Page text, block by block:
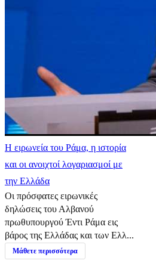
Η ειρωνεία του Ράμα, η ιστορία
και οι ανοιχτοί λογαριασμοί με
την Ελλάδα
Οι πρόσφατες ειρωνικές
δηλώσεις του Αλβανού
πρωθυπουργού Έντι Ράμα εις
βάρος της Ελλάδας και των Ελλ...
Μάθετε περισσότερα